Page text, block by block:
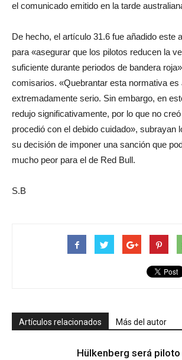
el comunicado emitido en la tarde
De hecho, el artículo 31.6 fue añadido este
para «asegurar que los pilotos reducen la
suficiente durante periodos de bandera
comisarios. «Quebrantar esta normativa es
extremadamente serio. Sin embargo, en
redujo significativamente, por lo que no
procedió con el debido cuidado», subrayan
su decisión de imponer una sanción que
mucho peor para el de Red Bull.
S.B
Artículos relacionados Más del autor
Hülkenberg será